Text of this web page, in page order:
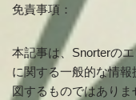
免責事項：
本記事は、Snorterの
に関する一般的な情
図するものではあり